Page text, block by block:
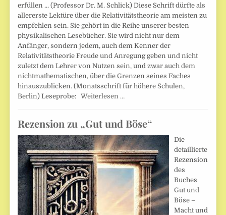
erfüllen ... (Professor Dr. M. Schlick) Diese Schrift dürfte als
allererste Lektüre über die Relativitätstheorie am meisten zu
empfehlen sein. Sie gehört in die Reihe unserer besten
physikalischen Lesebücher. Sie wird nicht nur dem
Anfänger, sondern jedem, auch dem Kenner der
Relativitätstheorie Freude und Anregung geben und nicht
zuletzt dem Lehrer von Nutzen sein, und zwar auch dem
nichtmathematischen, über die Grenzen seines Faches
hinauszublicken. (Monatsschrift für höhere Schulen,
Berlin) Leseprobe:Weiterlesen …
Rezension zu „Gut und Böse“
Die
detaillierte
Rezension
des
Buches
Gut und
Böse –
Macht und